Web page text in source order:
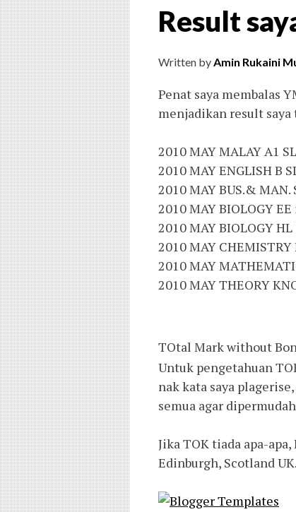
Result
Written byAmin Rukaini
Penat saya membalas
menjadikan result saya
2010 MAY MALAY A1
2010 MAY ENGLISH B
2010 MAY BUS.& MAN.
2010 MAY BIOLOGY
2010 MAY BIOLOGY
2010 MAY
2010 MAY
2010 MAY THEORY
TOtal Mark without
Untuk pengetahuan
nak kata saya
semua agar
Jika TOK tiada apa-
Edinburgh, Scotland UK.